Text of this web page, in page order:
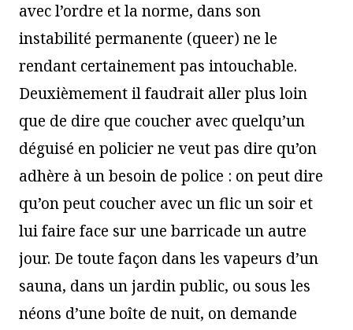
avec l’ordre et la norme, dans son
instabilité permanente (queer) ne le
rendant certainement pas intouchable.
Deuxièmement il faudrait aller plus loin
que de dire que coucher avec quelqu’un
déguisé en policier ne veut pas dire qu’on
adhère à un besoin de police : on peut dire
qu’on peut coucher avec un flic un soir et
lui faire face sur une barricade un autre
jour. De toute façon dans les vapeurs d’un
sauna, dans un jardin public, ou sous les
néons d’une boîte de nuit, on demande